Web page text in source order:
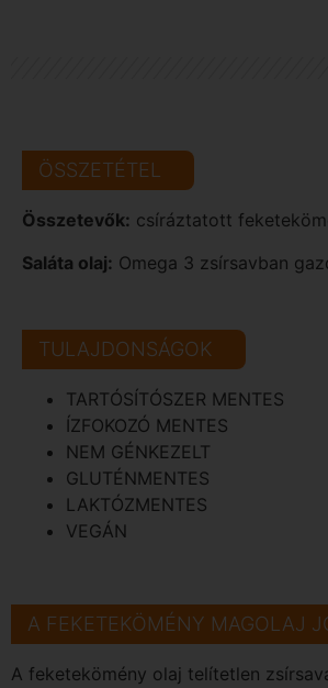
ÖSSZETÉTEL
Összetevők: csíráztatott
Saláta olaj: Omega 3 zsírsavban
TULAJDONSÁGOK
TARTÓSÍTÓSZER MENTES
ÍZFOKOZÓ MENTES
NEM GÉNKEZELT
GLUTÉNMENTES
LAKTÓZMENTES
VEGÁN
A FEKETEKÖMÉNY MAGOLAJ
A feketekömény olaj telítetlen